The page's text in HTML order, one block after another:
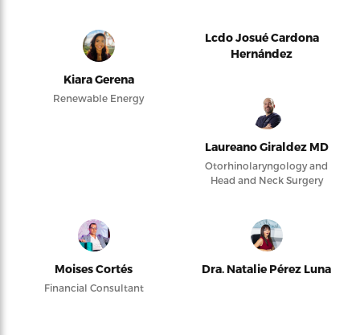
Kiara Gerena
Renewable Energy
Lcdo Josué Cardona
Hernández
Laureano Giraldez MD
Otorhinolaryngology and
Head and Neck Surgery
Moises Cortés
Financial Consultant
Dra. Natalie Pérez Luna